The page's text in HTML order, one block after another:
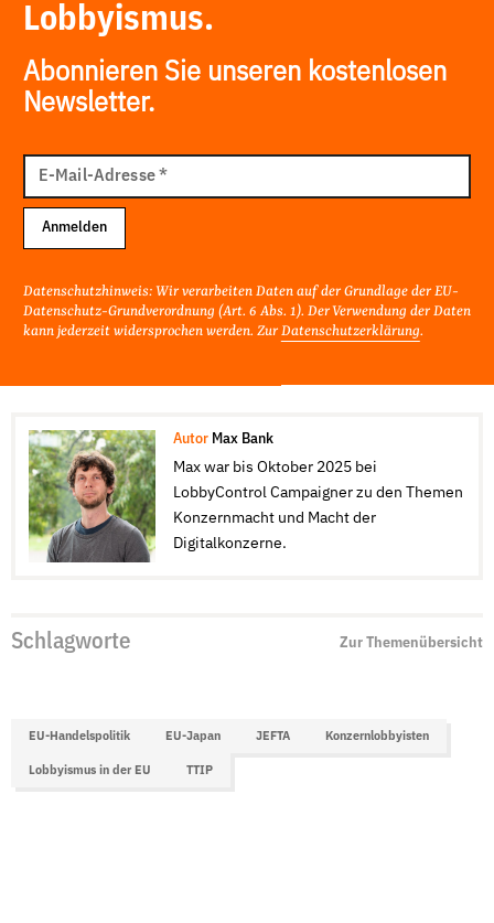
Lobbyismus.
Abonnieren Sie unseren kostenlosen
Newsletter.
Mail
Adresse
E-Mail-Adresse*
Anmelden
Datenschutzhinweis: Wir verarbeiten Daten auf der Grundlage der EU-
Datenschutz-Grundverordnung (Art. 6 Abs. 1). Der Verwendung der Daten
kann jederzeit widersprochen werden. Zur Datenschutzerklärung.
Autor Max Bank
Max war bis Oktober 2025 bei
LobbyControl Campaigner zu den Themen
Konzernmacht und Macht der
Digitalkonzerne.
Schlagworte Zur Themenübersicht
EU-Handelspolitik EU-Japan JEFTA Konzernlobbyisten
Lobbyismus in der EU TTIP